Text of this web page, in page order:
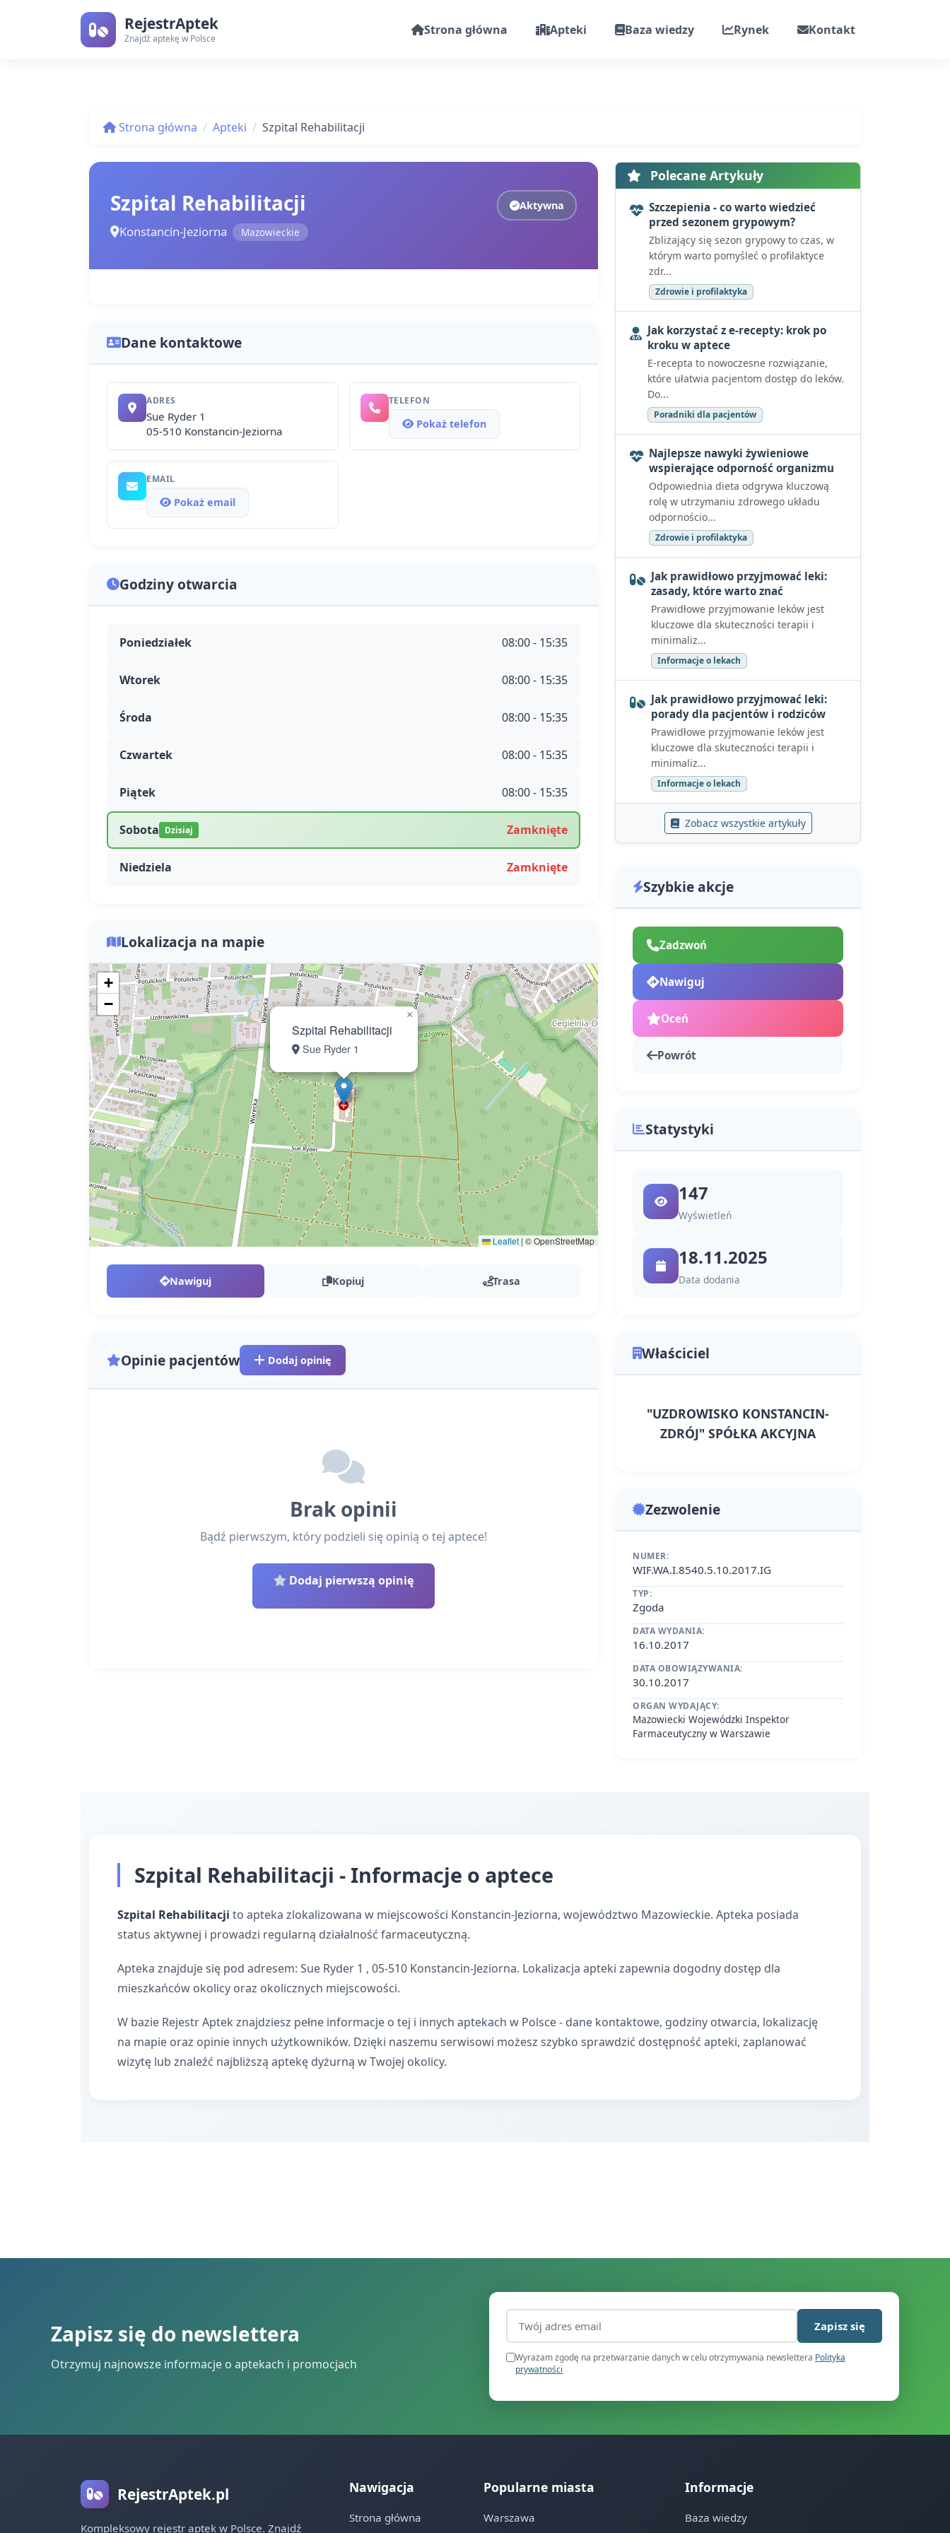
RejestrAptek
Znajdź aptekę w Polsce
Strona główna Apteki Baza wiedzy Rynek Kontakt
Strona główna Apteki Szpital Rehabilitacji
Szpital Rehabilitacji
Konstancin-Jeziorna Mazowieckie
Aktywna
Dane kontaktowe
ADRES
Sue Ryder 1
05-510 Konstancin-Jeziorna
TELEFON
Pokaż telefon
EMAIL
Pokaż email
Godziny otwarcia
Poniedziałek 08:00 - 15:35
Wtorek 08:00 - 15:35
Środa 08:00 - 15:35
Czwartek 08:00 - 15:35
Piątek 08:00 - 15:35
Sobota Dzisiaj Zamknięte
Niedziela Zamknięte
Lokalizacja na mapie
Szpital Rehabilitacji
Sue Ryder 1
×
+
−
Leaflet | © OpenStreetMap
Nawiguj Kopiuj Trasa
Opinie pacjentów Dodaj opinię
Brak opinii
Bądź pierwszym, który podzieli się opinią o tej aptece!
Dodaj pierwszą opinię
Polecane Artykuły
Szczepienia - co warto wiedzieć
przed sezonem grypowym?
Zbliżający się sezon grypowy to czas, w
którym warto pomyśleć o profilaktyce
zdr...
Zdrowie i profilaktyka
Jak korzystać z e-recepty: krok po
kroku w aptece
E-recepta to nowoczesne rozwiązanie,
które ułatwia pacjentom dostęp do leków.
Do...
Poradniki dla pacjentów
Najlepsze nawyki żywieniowe
wspierające odporność organizmu
Odpowiednia dieta odgrywa kluczową
rolę w utrzymaniu zdrowego układu
odpornościo...
Zdrowie i profilaktyka
Jak prawidłowo przyjmować leki:
zasady, które warto znać
Prawidłowe przyjmowanie leków jest
kluczowe dla skuteczności terapii i
minimaliz...
Informacje o lekach
Jak prawidłowo przyjmować leki:
porady dla pacjentów i rodziców
Prawidłowe przyjmowanie leków jest
kluczowe dla skuteczności terapii i
minimaliz...
Informacje o lekach
Zobacz wszystkie artykuły
Szybkie akcje
Zadzwoń
Nawiguj
Oceń
Powrót
Statystyki
147
Wyświetleń
18.11.2025
Data dodania
Właściciel
"UZDROWISKO KONSTANCIN-
ZDRÓJ" SPÓŁKA AKCYJNA
Zezwolenie
NUMER:
WIF.WA.I.8540.5.10.2017.IG
TYP:
Zgoda
DATA WYDANIA:
16.10.2017
DATA OBOWIĄZYWANIA:
30.10.2017
ORGAN WYDAJĄCY:
Mazowiecki Wojewódzki Inspektor
Farmaceutyczny w Warszawie
Szpital Rehabilitacji - Informacje o aptece
Szpital Rehabilitacji to apteka zlokalizowana w miejscowości Konstancin-Jeziorna, województwo Mazowieckie. Apteka posiada
status aktywnej i prowadzi regularną działalność farmaceutyczną.
Apteka znajduje się pod adresem: Sue Ryder 1 , 05-510 Konstancin-Jeziorna. Lokalizacja apteki zapewnia dogodny dostęp dla
mieszkańców okolicy oraz okolicznych miejscowości.
W bazie Rejestr Aptek znajdziesz pełne informacje o tej i innych aptekach w Polsce - dane kontaktowe, godziny otwarcia, lokalizację
na mapie oraz opinie innych użytkowników. Dzięki naszemu serwisowi możesz szybko sprawdzić dostępność apteki, zaplanować
wizytę lub znaleźć najbliższą aptekę dyżurną w Twojej okolicy.
Zapisz się do newslettera
Otrzymuj najnowsze informacje o aptekach i promocjach
Adres email (wymagany)
Zapisz się
Wyrażam zgodę na przetwarzanie danych w celu otrzymywania newslettera Polityka
prywatności
RejestrAptek.pl
Kompleksowy rejestr aptek w Polsce. Znajdź
Nawigacja
Strona główna
Popularne miasta
Warszawa
Informacje
Baza wiedzy